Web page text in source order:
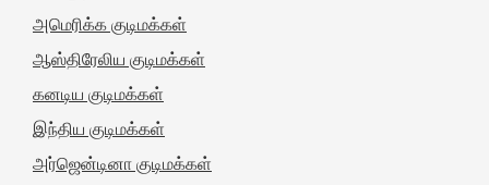
அமெரிக்க குடிமக்கள்
ஆஸ்திரேலிய குடிமக்கள்
கனடிய குடிமக்கள்
இந்திய குடிமக்கள்
அர்ஜென்டினா குடிமக்கள்